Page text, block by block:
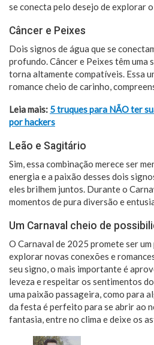
se conecta pelo desejo de explorar
Câncer e Peixes
Dois signos de água que se
profundo. Câncer e Peixes têm uma
torna altamente compatíveis. Essa
romance cheio de carinho,
Leia mais: 5 truques para NÃO ter
por hackers
Leão e Sagitário
Sim, essa combinação merece ser
energia e a paixão desses dois
eles brilhem juntos. Durante o
momentos de pura diversão e
Um Carnaval cheio de
O Carnaval de 2025 promete ser
explorar novas conexões e
seu signo, o mais importante é
leveza e respeitar os sentimentos
uma paixão passageira, como para
da festa é perfeito para se abrir ao
fantasia, entre no clima e deixe os